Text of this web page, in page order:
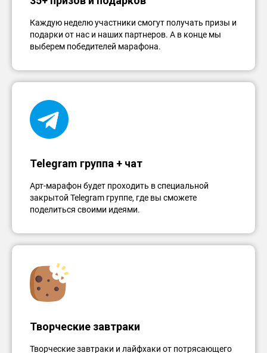
Каждую неделю участники смогут получать призы и
подарки от нас и наших партнеров. А в конце мы
выберем победителей марафона.
Telegram группа + чат
Арт-марафон будет проходить в специальной
закрытой Telegram группе, где вы сможете
поделиться своими идеями.
Творческие завтраки
Творческие завтраки и лайфхаки от потрясающего